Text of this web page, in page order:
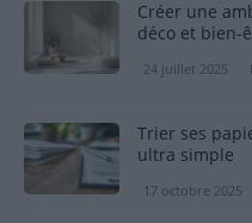
Créer une
déco et bien-
24 juillet 2025
Trier ses
ultra simple
17 octobre 2025